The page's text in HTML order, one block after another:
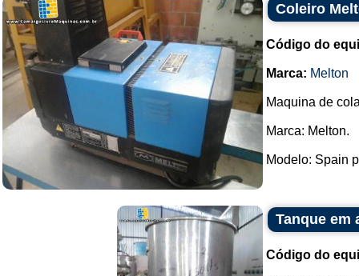
Coleiro
Código do
Marca: Melton
Maquina de
Marca: Melton.
Modelo: Spain
Tanque em
Código do